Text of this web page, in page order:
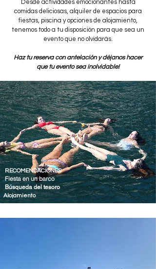
Desde actividades emocionantes hasta
comidas deliciosas, alquiler de espacios para
fiestas, piscina y opciones de alojamiento,
tenemos todo a tu disposición para que sea un
evento que no olvidarás.
Haz tu reserva con antelación y déjanos hacer
que tu evento sea inolvidable!
RECOMENDACIONES
Fiesta en un barco
Búsqueda del tesoro
Alojamiento